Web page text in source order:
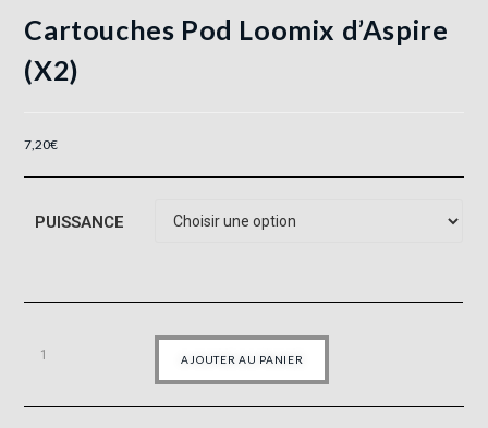
Cartouches Pod Loomix d’Aspire
(X2)
7,20€
PUISSANCE
AJOUTER AU PANIER